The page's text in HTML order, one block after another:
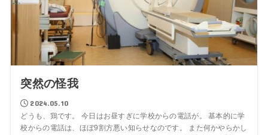
突然の怪我
2024.05.10
どうも、鶏です。 今日はお昼すぎに学校からの電話が。 基本的に学
校からの電話は、ほぼ9割方悪い知らせなのです。 また何かやらかし